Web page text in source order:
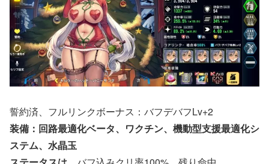
誓約済、フルリンクボーナス：バフデバフLv+2
装備：回路最適化ベータ、ワクチン、機動型支援最適化シ
ステム、水晶玉